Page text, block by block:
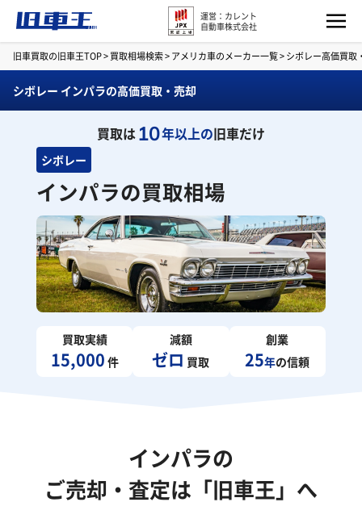
運営：カレント
自動車株式会社
旧車買取の旧車王TOP>買取相場検索>アメリカ車のメーカー一覧>シボレー高価買取
シボレー インパラの高価買取・売却
買取は10年以上の旧車だけ
シボレー
インパラの買取相場
買取実績
15,000 件
減額
ゼロ 買取
創業
25年の信頼
インパラの
ご売却・査定は「旧車王」へ